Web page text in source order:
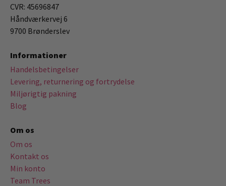
CVR: 45696847
Håndværkervej 6
9700 Brønderslev
Informationer
Handelsbetingelser
Levering, returnering og fortrydelse
Miljørigtig pakning
Blog
Om os
Om os
Kontakt os
Min konto
Team Trees